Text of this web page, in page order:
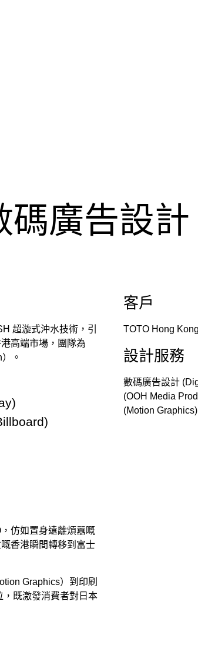
碼廣告設計
超漩式沖水技術，引
高端市場，團隊為
。
仿如置身遠離煩囂嘅
香港瞬間轉移到富士
Graphics）到印刷
，既激發消費者對日本
客戶
TOTO Hong Kong
設計服務
數碼廣告設計
(OOH Media
(Motion